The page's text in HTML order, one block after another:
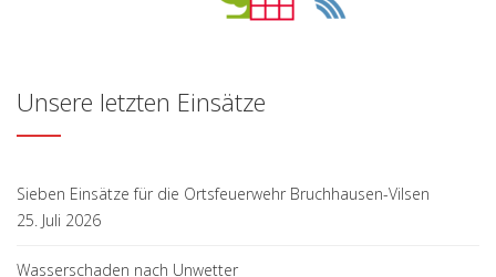
Unsere letzten Einsätze
Sieben Einsätze für die Ortsfeuerwehr Bruchhausen-Vilsen
25. Juli 2026
Wasserschaden nach Unwetter